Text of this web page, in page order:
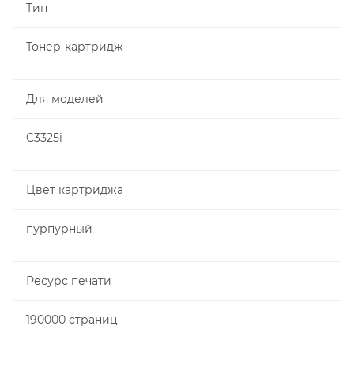
Тип
Тонер-картридж
Для моделей
C3325i
Цвет картриджа
пурпурный
Ресурс печати
190000 страниц